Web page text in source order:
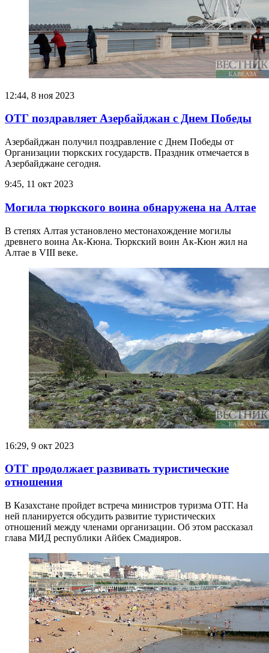
12:44, 8 ноя 2023
ОТГ поздравляет Азербайджан с Днем Победы
Азербайджан получил поздравление с Днем Победы от
Организации тюркских государств. Праздник отмечается в
Азербайджане сегодня.
9:45, 11 окт 2023
Могила тюркского воина обнаружена на Алтае
В степях Алтая установлено местонахождение могилы
древнего воина Ак-Кюна. Тюркский воин Ак-Кюн жил на
Алтае в VIII веке.
16:29, 9 окт 2023
ОТГ продолжает развивать туристические
отношения
В Казахстане пройдет встреча министров туризма ОТГ. На
ней планируется обсудить развитие туристических
отношений между членами организации. Об этом рассказал
глава МИД республики Айбек Смадияров.